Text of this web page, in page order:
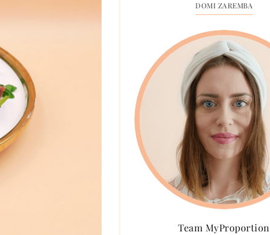
DOMI ZAREMBA
Team MyProportion